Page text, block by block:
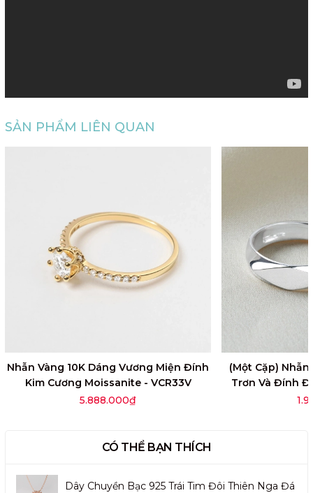
SẢN PHẨM LIÊN QUAN
Nhẫn Vàng 10K Dáng Vương Miện Đính
Kim Cương Moissanite - VCR33V
5.888.000₫
(Một Cặp)
Trơn Và Đính
CÓ THỂ BẠN THÍCH
Dây Chuyền Bạc 925 Trái Tim Đôi Thiên Nga Đá